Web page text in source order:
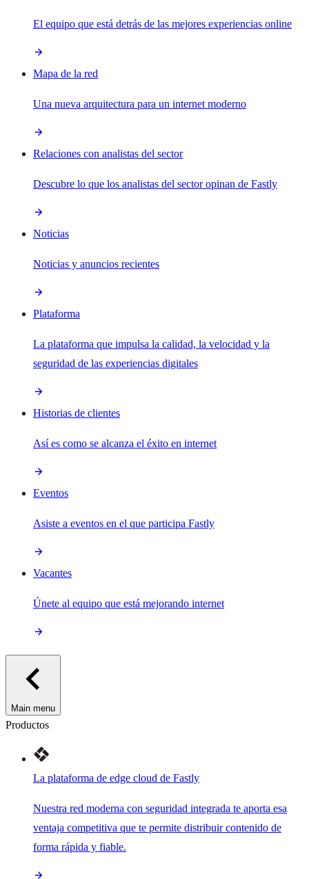
El equipo que está detrás de las mejores experiencias online
Mapa de la red
Una nueva arquitectura para un internet moderno
Relaciones con analistas del sector
Descubre lo que los analistas del sector opinan de Fastly
Noticias
Noticias y anuncios recientes
Plataforma
La plataforma que impulsa la calidad, la velocidad y la
seguridad de las experiencias digitales
Historias de clientes
Así es como se alcanza el éxito en internet
Eventos
Asiste a eventos en el que participa Fastly
Vacantes
Únete al equipo que está mejorando internet
Main menu
Productos
La plataforma de edge cloud de Fastly
Nuestra red moderna con seguridad integrada te aporta esa
ventaja competitiva que te permite distribuir contenido de
forma rápida y fiable.